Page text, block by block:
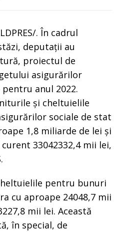
. În cadrul
deputații au
proiectul de
asigurărilor
pentru anul 2022.
și cheltuielile
sociale de stat
1,8 miliarde de lei și
33042332,4 mii lei,
pentru bunuri
cu aproape 24048,7 mii
mii lei. Această
în special, de